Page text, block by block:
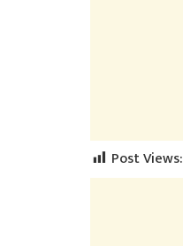
Post Views: